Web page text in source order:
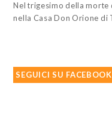
Nel trigesimo della
nella Casa Don Orione di
SEGUICI SU FACEBOOK